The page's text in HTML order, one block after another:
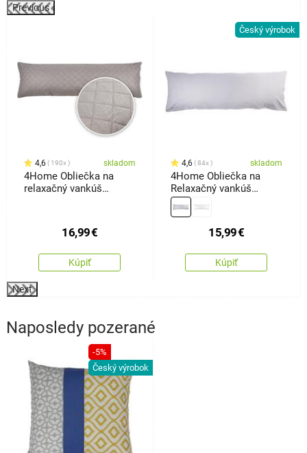
Previous
4,6 190x skladom
4Home Obliečka na
relaxačný vankúš
16,99€
Kúpiť
Český výrobok
4,6 84x skladom
4Home Obliečka na
Relaxačný vankúš
Náhradný manžel
svetlosivá, 45 x 120 cm
15,99€
Kúpiť
Next
Naposledy pozerané
-5%
Český výrobok